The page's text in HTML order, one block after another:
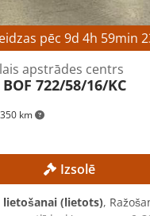
pēc 9d 4h 59min
km
apstrādes centrs
722/58/16/KC
Izsolē
lietošanai (lietots),